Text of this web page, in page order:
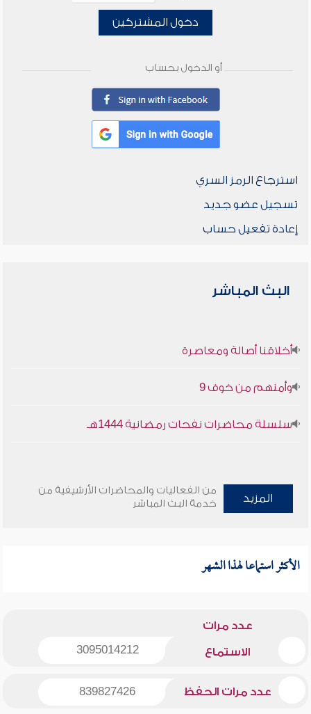
دخول المشتركين
أو الدخول بحساب
استرجاع الرمز السري
تسجيل عضو جديد
إعادة تفعيل حساب
البث المباشر
أخلاقنا أصالة ومعاصرة
وأمنهم من خوف 9
سلسلة محاضرات نفحات رمضانية 1444هـ
المزيد
من الفعاليات والمحاضرات الأرشيفية من
خدمة البث المباشر
الأكثر استماعا لهذا الشهر
عدد مرات
الاستماع 3095014212
عدد مرات الحفظ 839827426